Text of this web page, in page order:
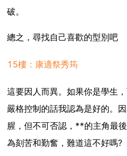
破。
總之，尋找自己喜歡的型別吧
15樓：康適祭秀筠
這要因人而異。如果你是學生
嚴格控制的話我認為是好的。
腥，但不可否認，**的主角最
為刻苦和勤奮，難道這不好嗎?